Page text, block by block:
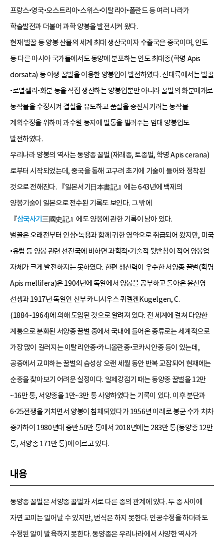
프랑스•영국•오스트리아•스위스•이탈리아•폴란드 등 여러 나라가
학술발전과 더불어 과학 양봉을 발전시켜 왔다.
현재 벌꿀 등 양봉 산물의 세계 최대 생산국이자 수출국은 중국이며, 인도
등 다른 아시아 국가들에서도 동양에 분포하는 인도 최대종(학명 Apis
dorsata) 등 야생 꿀벌을 이용한 양봉업이 발전하였다. 신대륙에서는 벌꿀
•로열젤리•화분 등을 직접 생산하는 양봉업뿐만 아니라 꿀벌의 화분매개로
농작물을 수정시켜 결실을 유도하고 품질을 증진시키려는 농작물
계획수정을 위하여 과수원 등지에 벌통을 빌려주는 임대 양봉업도
발전하였다.
우리나라 양봉의 역사는 동양종 꿀벌(재래종, 토종벌, 학명 Apis cerana)
로부터 시작되었는데, 중국을 통해 고구려 초기에 기술이 들어와 정착된
것으로 전해진다. 『일본서기日本書記』에는 643년에 백제의
양봉기술이 일본으로 전수된 기록도 보인다. 그 밖에
『삼국사기三國史記』에도 양봉에 관한 기록이 남아 있다.
벌꿀은 오래전부터 인삼•녹용과 함께 귀한 영약으로 취급되어 왔지만, 미국
•유럽 등 양봉 관련 선진국에 비하면 과학적•기술적 뒷받침이 적어 양봉업
자체가 크게 발전하지는 못하였다. 한편 생산력이 우수한 서양종 꿀벌(학명
Apis mellifera)은 1904년에 독일에서 양봉을 공부하고 돌아온 윤신영
선생과 1917년 독일인 신부 카니시우스 퀴겔겐Kügelgen, C.
(1884~1964)에 의해 도입된 것으로 알려져 있다. 전 세계에 걸쳐 다양한
계통으로 분화된 서양종 꿀벌 중에서 국내에 들어온 종류로는 세계적으로
가장 많이 길러지는 이탈리안종•카니올란종•코카시안종 등이 있는데,
공중에서 교미하는 꿀벌의 습성상 오랜 세월 동안 반복 교잡되어 현재에는
순종을 찾아보기 어려운 실정이다. 일제강점기 때는 동양종 꿀벌을 12만
~16만 통, 서양종을 1만~3만 통 사양하였다는 기록이 있다. 이후 분단과
6•25전쟁을 거치면서 양봉이 침체되었다가 1956년 이래로 봉군 수가 차차
증가하여 1980년대 중반 50만 통에서 2018년에는 283만 통(동양종 12만
통, 서양종 171만 통)에 이르고 있다.
내용
동양종 꿀벌은 서양종 꿀벌과 서로 다른 종의 관계에 있다. 두 종 사이에
자연 교미는 일어날 수 있지만, 번식은 하지 못한다. 인공수정을 하더라도
수정된 알이 발육하지 못한다. 동양종은 우리나라에서 사양한 역사가